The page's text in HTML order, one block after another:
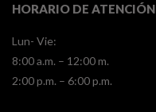
HORARIO DE ATENCIÓN
Lun- Vie:
8:00 a.m. – 12:00 m.
2:00 p.m. – 6:00 p.m.